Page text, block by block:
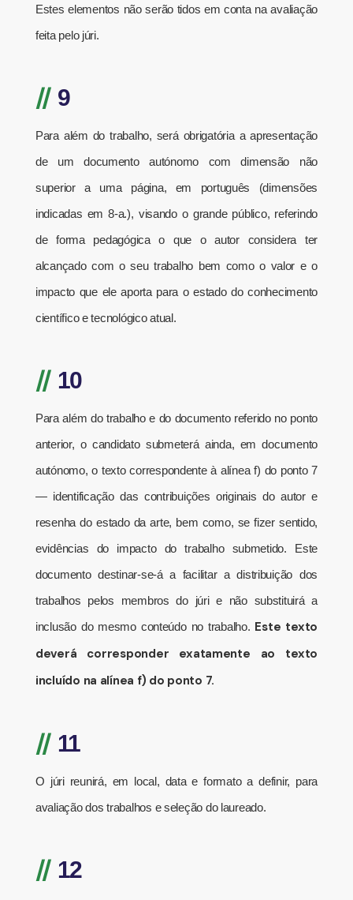
Estes elementos não serão tidos em conta na avaliação
feita pelo júri.
// 9
Para além do trabalho, será obrigatória a apresentação
de um documento autónomo com dimensão não
superior a uma página, em português (dimensões
indicadas em 8-a.), visando o grande público, referindo
de forma pedagógica o que o autor considera ter
alcançado com o seu trabalho bem como o valor e o
impacto que ele aporta para o estado do conhecimento
científico e tecnológico atual.
// 10
Para além do trabalho e do documento referido no ponto
anterior, o candidato submeterá ainda, em documento
autónomo, o texto correspondente à alínea f) do ponto 7
— identificação das contribuições originais do autor e
resenha do estado da arte, bem como, se fizer sentido,
evidências do impacto do trabalho submetido. Este
documento destinar-se-á a facilitar a distribuição dos
trabalhos pelos membros do júri e não substituirá a
inclusão do mesmo conteúdo no trabalho. Este texto
deverá corresponder exatamente ao texto
incluído na alínea f) do ponto 7.
// 11
O júri reunirá, em local, data e formato a definir, para
avaliação dos trabalhos e seleção do laureado.
// 12